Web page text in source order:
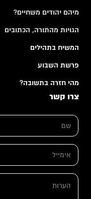
מיהם יהודים משחיים?
הגויות מהתורה, הכתובים
המשיח בתהילים
פרשת השבוע
מהי חזרה בתשובה?
צרו קשר
ם
ע
ר
ת
י
ש
*
א
מ
י
ה